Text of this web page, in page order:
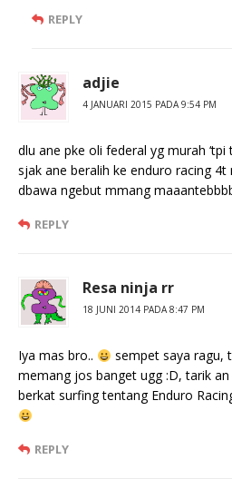
REPLY
adjie
4 JANUARI 2015 PADA 9:54 PM
dlu ane pke oli federal yg murah
sjak ane beralih ke enduro racing
dbawa ngebut mmang
REPLY
Resa ninja rr
18 JUNI 2014 PADA 8:47 PM
Iya mas bro..
sempet saya ragu,
memang jos banget ugg :D, tarik
berkat surfing tentang Enduro
REPLY